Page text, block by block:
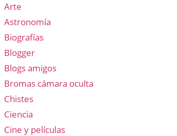
Arte
Astronomía
Biografías
Blogger
Blogs amigos
Bromas cámara oculta
Chistes
Ciencia
Cine y películas